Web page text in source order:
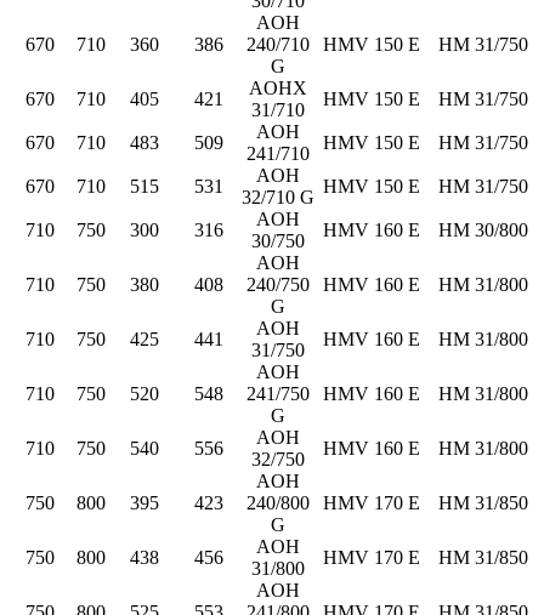
670 710 360 386
AOH
240/710
G
HMV 150 E HM 31/750
670 710 405 421
AOHX
31/710
HMV 150 E HM 31/750
670 710 483 509
AOH
241/710
HMV 150 E HM 31/750
670 710 515 531
AOH
32/710 G
HMV 150 E HM 31/750
710 750 300 316
AOH
30/750
HMV 160 E HM 30/800
710 750 380 408
AOH
240/750
G
HMV 160 E HM 31/800
710 750 425 441
AOH
31/750
HMV 160 E HM 31/800
710 750 520 548
AOH
241/750
G
HMV 160 E HM 31/800
710 750 540 556
AOH
32/750
HMV 160 E HM 31/800
750 800 395 423
AOH
240/800
G
HMV 170 E HM 31/850
750 800 438 456
AOH
31/800
HMV 170 E HM 31/850
AOH